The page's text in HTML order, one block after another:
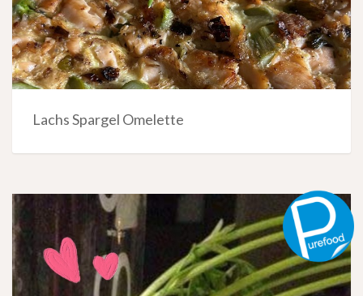
Lachs Spargel Omelette